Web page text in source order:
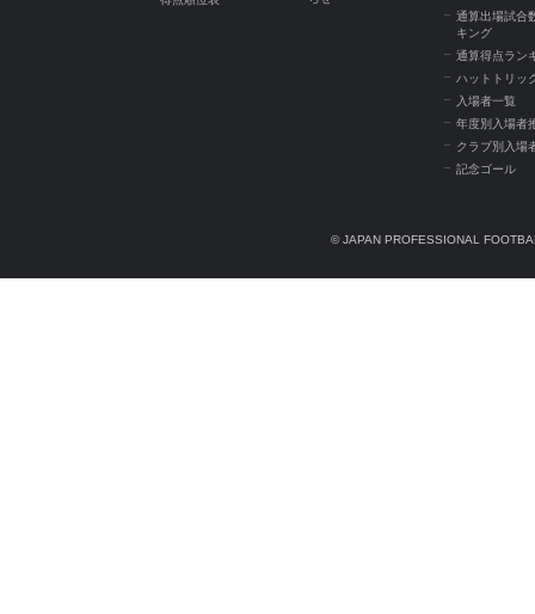
通算出場試合
キング
通算得点ラン
ハットトリッ
入場者一覧
年度別入場者
クラブ別入場
記念ゴール
© JAPAN PROFESSIONAL